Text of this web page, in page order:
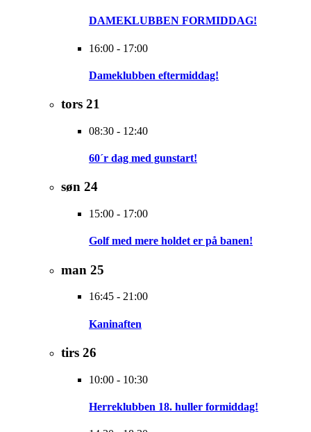
DAMEKLUBBEN FORMIDDAG!
16:00 - 17:00
Dameklubben eftermiddag!
tors 21
08:30 - 12:40
60´r dag med gunstart!
søn 24
15:00 - 17:00
Golf med mere holdet er på banen!
man 25
16:45 - 21:00
Kaninaften
tirs 26
10:00 - 10:30
Herreklubben 18. huller formiddag!